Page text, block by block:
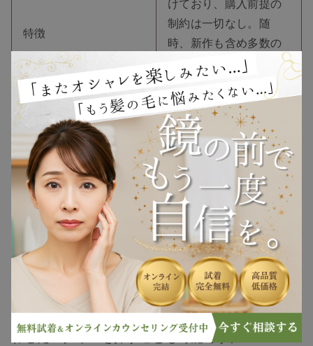
特徴
けており、購入前提の
制約は一切なし。随
時、新作も含め多数の
ウィッグを取り扱って
いる。
引用元
https://www.like6899.co
m/
ライク美容室では、顧客の様々なニーズに対応す
るため、多種多様なウィッグを取り扱っていま
す。ここでは、購入を前提とせずにウィッグにつ
いての相談が可能で、安心して自分に合ったウィ
ッグを探すことができます。また、新作のウィッ
グも随時入荷しているため、最新のトレンドに合
わせたスタイルを探すことも可能です。